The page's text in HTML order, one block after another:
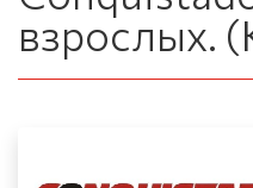
взрослых.